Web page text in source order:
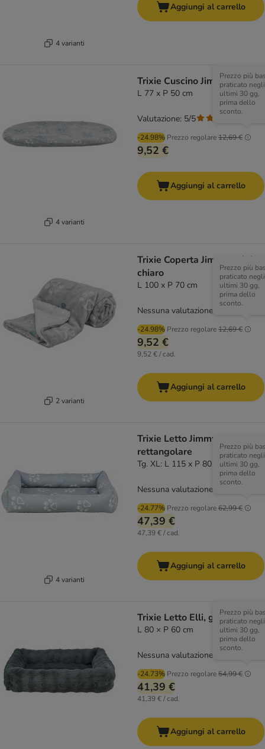
4 varianti
Aggiungi al carrello
4 varianti
Trixie Cuscino Jimmy Soft
L 77 x P 50 cm
-24.98% Prezzo regolare12,69 €
Prezzo più
praticato negli
ultimi 30 gg,
prima dello
sconto.
9,52 €
Valutazione: 5/5
Aggiungi al carrello
2 varianti
Trixie Coperta Jimmy, grigio
chiaro
L 100 x P 70 cm
-24.98% Prezzo regolare12,69 €
Prezzo più
praticato negli
ultimi 30 gg,
prima dello
sconto.
9,52 €
9,52 € / cad.
Nessuna valutazione
Aggiungi al carrello
4 varianti
Trixie Letto Jimmy,
rettangolare
Tg. XL: L 115 x P 80 cm
-24.77% Prezzo regolare62,99 €
Prezzo più
praticato negli
ultimi 30 gg,
prima dello
sconto.
47,39 €
47,39 € / cad.
Nessuna valutazione
Aggiungi al carrello
Trixie Letto Elli, grigio scuro
L 80 × P 60 cm
-24.73% Prezzo regolare54,99 €
Prezzo più
praticato negli
ultimi 30 gg,
prima dello
sconto.
41,39 €
41,39 € / cad.
Nessuna valutazione
Aggiungi al carrello